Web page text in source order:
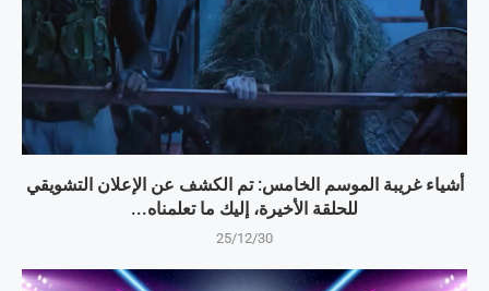
أشياء غريبة الموسم الخامس: تم الكشف عن الإعلان التشويقي
للحلقة الأخيرة، إليك ما تعلمناه...
25/12/30